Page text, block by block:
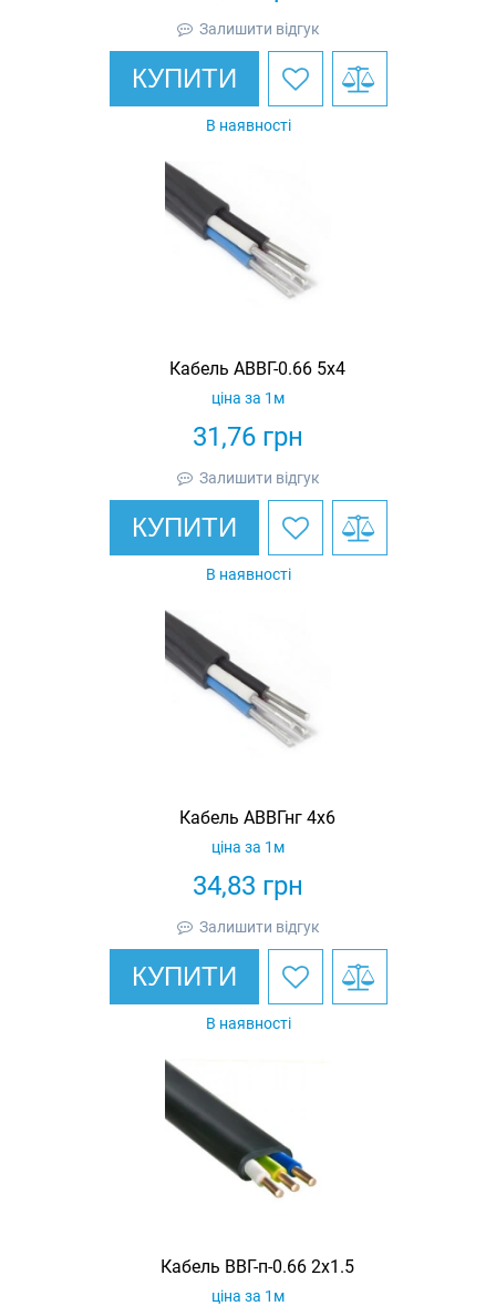
Залишити відгук
КУПИТИ
В наявності
Кабель АВВГ-0.66 5х4
31,76 грн
ціна за 1м
Залишити відгук
КУПИТИ
В наявності
Кабель АВВГнг 4х6
34,83 грн
ціна за 1м
Залишити відгук
КУПИТИ
В наявності
Кабель ВВГ-п-0.66 2х1.5
ціна за 1м